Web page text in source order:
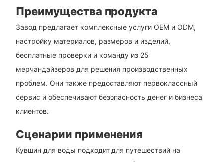
Преимущества продукта
Завод предлагает комплексные услуги OEM и ODM,
настройку материалов, размеров и изделий,
бесплатные проверки и команду из 25
мерчандайзеров для решения производственных
проблем. Они также предоставляют первоклассный
сервис и обеспечивают безопасность денег и бизнеса
клиентов.
Сценарии применения
Кувшин для воды подходит для путешествий на